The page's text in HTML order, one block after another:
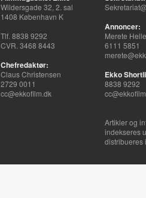
Wildersgade 32, 2. sal
1408 København K
Tlf. 8838 9292
CVR. 3468 8443
Chefredaktør:
Claus Christensen
2729 0011
cc@ekkofilm.dk
Annoncer:
Merete
6111 5851
Ekko
8838 9292
Artikler og
indekseres
distribueres